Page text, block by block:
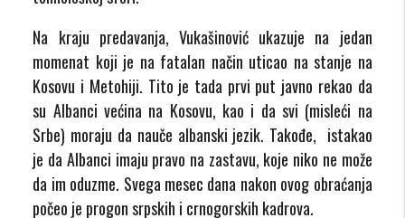
Na kraju predavanja, Vukašinović ukazuje na jedan
momenat koji je na fatalan način uticao na stanje na
Kosovu i Metohiji. Tito je tada prvi put javno rekao da
su Albanci većina na Kosovu, kao i da svi (misleći na
Srbe) moraju da nauče albanski jezik. Takođe, istakao
je da Albanci imaju pravo na zastavu, koje niko ne može
da im oduzme. Svega mesec dana nakon ovog obraćanja
počeo je progon srpskih i crnogorskih kadrova.